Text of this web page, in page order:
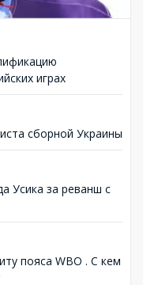
играх
сборной Украины
Усика за реванш с
пояса WBO . С кем